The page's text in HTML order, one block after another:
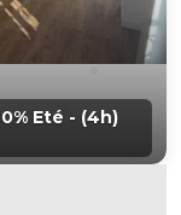
Eté - (4h)